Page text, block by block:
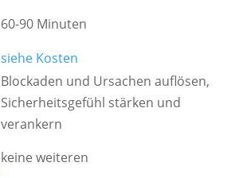
60-90 Minuten
siehe Kosten
Blockaden und Ursachen auflösen,
Sicherheitsgefühl stärken und
verankern
keine weiteren